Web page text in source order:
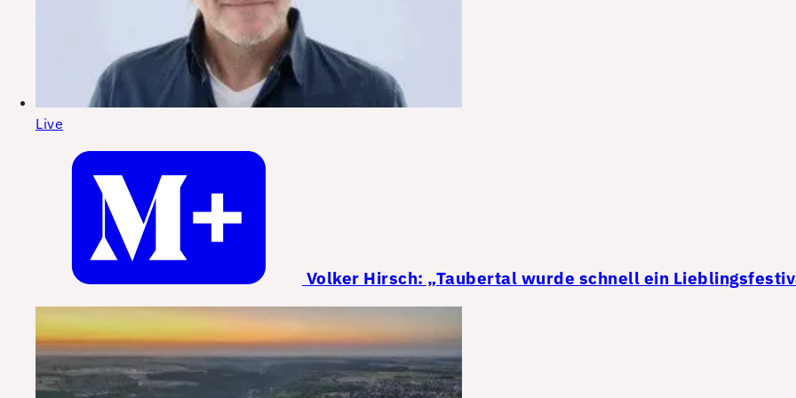
Live
Volker Hirsch: „Taubertal wurde schnell ein